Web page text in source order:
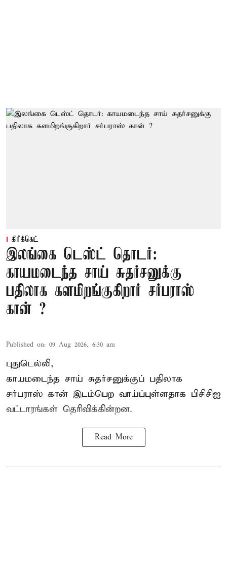
கிரிக்கெட்
இலங்கை டெஸ்ட் தொடர்:
காயமடைந்த சாய் சுதர்சனுக்கு
பதிலாக களமிறங்குகிறார் சர்பராஸ்
கான் ?
Published on: 09 Aug 2026, 6:30 am
புதுடெல்லி,
காயமடைந்த சாய் சுதர்சனுக்குப் பதிலாக
சர்பராஸ் கான் இடம்பெற வாய்ப்புள்ளதாக பிசிசிஐ
வட்டாரங்கள் தெரிவிக்கின்றன.
Read More